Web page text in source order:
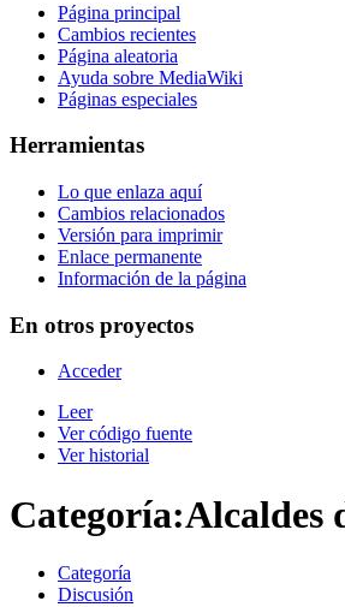
Página principal
Cambios recientes
Página aleatoria
Ayuda sobre MediaWiki
Páginas especiales
Herramientas
Lo que enlaza aquí
Cambios relacionados
Versión para imprimir
Enlace permanente
Información de la página
En otros proyectos
Acceder
Leer
Ver código fuente
Ver historial
Categoría:Alcaldes
Categoría
Discusión